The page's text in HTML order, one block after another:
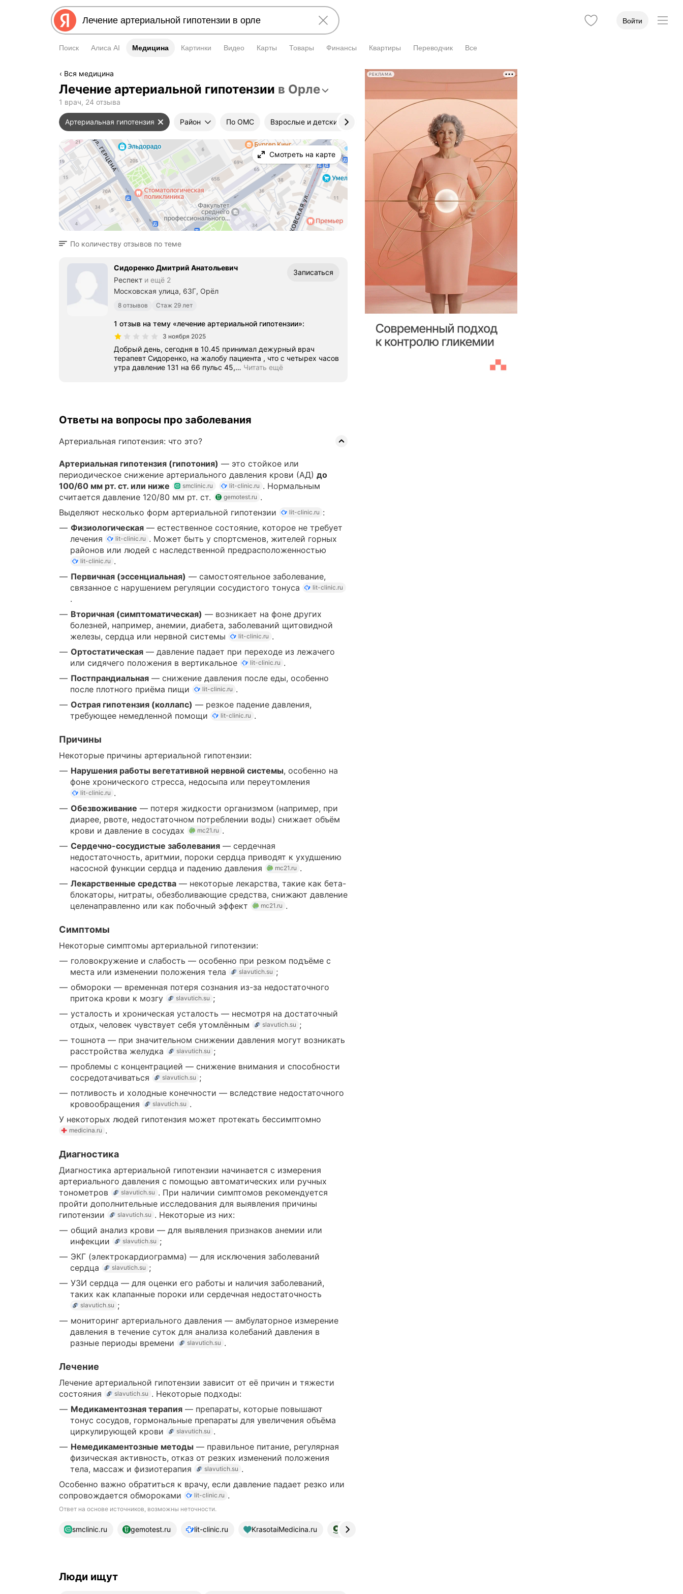
Войти
Поиск Алиса AI Медицина
Медицина Картинки Видео Карты Товары Финансы Квартиры Переводчик Все
Вся медицина
Лечение артериальной гипотензии в Орле
1 врач, 24 отзыва
Артериальная гипотензия Район По ОМС Взрослые и детские Клиника Цена приёма Стаж
Смотреть на карте
По количеству отзывов по теме
Сидоренко Дмитрий Анатольевич
Респект и ещё 2
Московская улица, 63Г, Орёл
8 отзывов Стаж 29 лет
Записаться
1 отзыв на тему «лечение артериальной гипотензии»:
3 ноября 2025
Добрый день, сегодня в 10.45 принимал дежурный врач
терапевт Сидоренко, на жалобу пациента , что с четырех часов
утра давление 131 на 66 пульс 45,… Читать ещё
Ответы на вопросы про заболевания
Артериальная гипотензия: что это?
Артериальная гипотензия (гипотония) — это стойкое или
периодическое снижение артериального давления крови (АД) до
100/60 мм рт. ст. или ниже
smclinic.ru lit-clinic.ru . Нормальным
считается давление 120/80 мм рт. ст.
gemotest.ru .
Выделяют несколько форм артериальной гипотензии
lit-clinic.ru :
Физиологическая — естественное состояние, которое не требует
лечения
lit-clinic.ru . Может быть у спортсменов, жителей горных
районов или людей с наследственной предрасположенностью
lit-clinic.ru .
Первичная (эссенциальная) — самостоятельное заболевание,
связанное с нарушением регуляции сосудистого тонуса
lit-clinic.ru
.
Вторичная (симптоматическая) — возникает на фоне других
болезней, например, анемии, диабета, заболеваний щитовидной
железы, сердца или нервной системы
lit-clinic.ru .
Ортостатическая — давление падает при переходе из лежачего
или сидячего положения в вертикальное
lit-clinic.ru .
Постпрандиальная — снижение давления после еды, особенно
после плотного приёма пищи
lit-clinic.ru .
Острая гипотензия (коллапс) — резкое падение давления,
требующее немедленной помощи
lit-clinic.ru .
Причины
Некоторые причины артериальной гипотензии:
Нарушения работы вегетативной нервной системы, особенно на
фоне хронического стресса, недосыпа или переутомления
lit-clinic.ru .
Обезвоживание — потеря жидкости организмом (например, при
диарее, рвоте, недостаточном потреблении воды) снижает объём
крови и давление в сосудах
mc21.ru .
Сердечно-сосудистые заболевания — сердечная
недостаточность, аритмии, пороки сердца приводят к ухудшению
насосной функции сердца и падению давления
mc21.ru .
Лекарственные средства — некоторые лекарства, такие как бета-
блокаторы, нитраты, обезболивающие средства, снижают давление
целенаправленно или как побочный эффект
mc21.ru .
Симптомы
Некоторые симптомы артериальной гипотензии:
головокружение и слабость — особенно при резком подъёме с
места или изменении положения тела
slavutich.su ;
обмороки — временная потеря сознания из-за недостаточного
притока крови к мозгу
slavutich.su ;
усталость и хроническая усталость — несмотря на достаточный
отдых, человек чувствует себя утомлённым
slavutich.su ;
тошнота — при значительном снижении давления могут возникать
расстройства желудка
slavutich.su ;
проблемы с концентрацией — снижение внимания и способности
сосредотачиваться
slavutich.su ;
потливость и холодные конечности — вследствие недостаточного
кровообращения
slavutich.su .
У некоторых людей гипотензия может протекать бессимптомно
medicina.ru .
Диагностика
Диагностика артериальной гипотензии начинается с измерения
артериального давления с помощью автоматических или ручных
тонометров
slavutich.su . При наличии симптомов рекомендуется
пройти дополнительные исследования для выявления причины
гипотензии
slavutich.su . Некоторые из них:
общий анализ крови — для выявления признаков анемии или
инфекции
slavutich.su ;
ЭКГ (электрокардиограмма) — для исключения заболеваний
сердца
slavutich.su ;
УЗИ сердца — для оценки его работы и наличия заболеваний,
таких как клапанные пороки или сердечная недостаточность
slavutich.su ;
мониторинг артериального давления — амбулаторное измерение
давления в течение суток для анализа колебаний давления в
разные периоды времени
slavutich.su .
Лечение
Лечение артериальной гипотензии зависит от её причин и тяжести
состояния
slavutich.su . Некоторые подходы:
Медикаментозная терапия — препараты, которые повышают
тонус сосудов, гормональные препараты для увеличения объёма
циркулирующей крови
slavutich.su .
Немедикаментозные методы — правильное питание, регулярная
физическая активность, отказ от резких изменений положения
тела, массаж и физиотерапия
slavutich.su .
Особенно важно обратиться к врачу, если давление падает резко или
сопровождается обмороками
lit-clinic.ru .
Ответ на основе источников, возможны неточности.
11 источников
smclinic.ru gemotest.ru lit-clinic.ru KrasotaiMedicina.ru voronezh.sovamed.ru
Люди ищут
РЕКЛАМА